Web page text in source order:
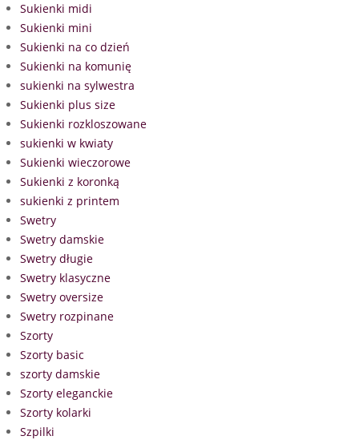
Sukienki midi
Sukienki mini
Sukienki na co dzień
Sukienki na komunię
sukienki na sylwestra
Sukienki plus size
Sukienki rozkloszowane
sukienki w kwiaty
Sukienki wieczorowe
Sukienki z koronką
sukienki z printem
Swetry
Swetry damskie
Swetry długie
Swetry klasyczne
Swetry oversize
Swetry rozpinane
Szorty
Szorty basic
szorty damskie
Szorty eleganckie
Szorty kolarki
Szpilki